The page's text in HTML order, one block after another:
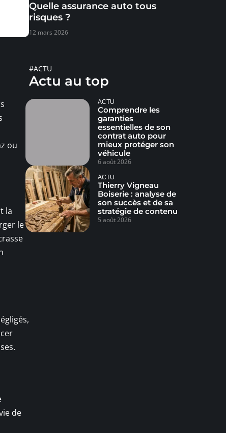
ou
la
le
de
Quelle assurance auto tous
risques ?
12 mars 2026
#ACTU
Actu au top
ACTU
Comprendre les
garanties
essentielles de son
contrat auto pour
mieux protéger son
véhicule
6 août 2026
ACTU
Thierry Vigneau
Boiserie : analyse de
son succès et de sa
stratégie de contenu
5 août 2026